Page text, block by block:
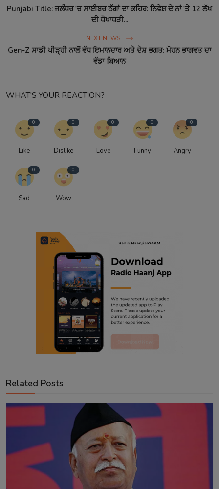
Punjabi Title: ਜਲੰਧਰ 'ਚ ਸਾਈਬਰ ਠੱਗਾਂ ਦਾ ਕਹਿਰ: ਨਿਵੇਸ਼ ਦੇ ਨਾਂ 'ਤੇ 12 ਲੱਖ
ਦੀ ਧੋਖਾਧੜੀ...
NEXT NEWS
Gen-Z ਸਾਡੀ ਪੀੜ੍ਹੀ ਨਾਲੋਂ ਵੱਧ ਇਮਾਨਦਾਰ ਅਤੇ ਦੇਸ਼ ਭਗਤ: ਮੋਹਨ ਭਾਗਵਤ ਦਾ
ਵੱਡਾ ਬਿਆਨ
WHAT'S YOUR REACTION?
0
Like
0
Dislike
0
Love
0
Funny
0
Angry
0
Sad
0
Wow
Related Posts